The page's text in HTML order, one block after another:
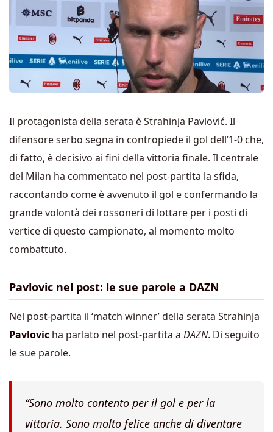
Il protagonista della serata è Strahinja Pavlović. Il
difensore serbo segna in contropiede il gol dell’1-0 che,
di fatto, è decisivo ai fini della vittoria finale. Il centrale
del Milan ha commentato nel post-partita la sfida,
raccontando come è avvenuto il gol e confermando la
grande volontà dei rossoneri di lottare per i posti di
vertice di questo campionato, al momento molto
combattuto.
Pavlovic nel post: le sue parole a DAZN
Nel post-partita il ‘match winner’ della serata Strahinja
Pavlovic ha parlato nel post-partita a DAZN. Di seguito
le sue parole.
“Sono molto contento per il gol e per la
vittoria. Sono molto felice anche di diventare